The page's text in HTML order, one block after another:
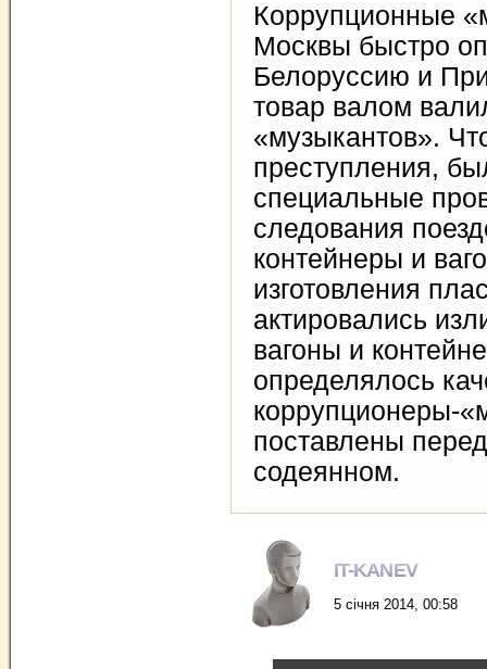
Коррупционные
Москвы быстро
Белоруссию и
товар валом
«музыкантов».
преступления,
специальные
следования
контейнеры и
изготовления
актировались
вагоны и
определялось
коррупционеры-
поставлены
содеянном.
IT-KANEV
5 січня 2014, 00:58